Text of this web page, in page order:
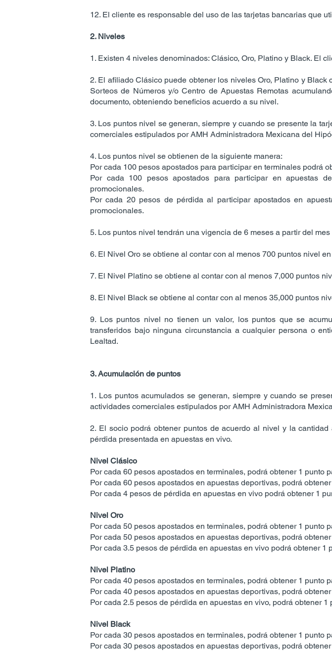
12. El cliente es responsable del uso de las tarjetas bancarias que
2. Niveles
1. Existen 4 niveles denominados: Clásico, Oro, Platino y Black. El
2. El afiliado Clásico puede obtener los niveles Oro, Platino y
Sorteos de Números y/o Centro de Apuestas Remotas
documento, obteniendo beneficios acuerdo a su nivel.
3. Los puntos nivel se generan, siempre y cuando se presente la
comerciales estipulados por AMH Administradora Mexicana del
4. Los puntos nivel se obtienen de la siguiente manera:
Por cada 100 pesos apostados para participar en terminales podrá
Por cada 100 pesos apostados para participar en apuestas
promocionales.
Por cada 20 pesos de pérdida al participar apostados en
promocionales.
5. Los puntos nivel tendrán una vigencia de 6 meses a partir del
6. El Nivel Oro se obtiene al contar con al menos 700 puntos nivel
7. El Nivel Platino se obtiene al contar con al menos 7,000 puntos
8. El Nivel Black se obtiene al contar con al menos 35,000 puntos
9. Los puntos nivel no tienen un valor, los puntos que se
transferidos bajo ninguna circunstancia a cualquier persona o
Lealtad.
3. Acumulación de puntos
1. Los puntos acumulados se generan, siempre y cuando se
actividades comerciales estipulados por AMH Administradora
2. El socio podrá obtener puntos de acuerdo al nivel y la
pérdida presentada en apuestas en vivo.
Nivel Clásico
Por cada 60 pesos apostados en terminales, podrá obtener 1 punto
Por cada 60 pesos apostados en apuestas deportivas, podrá
Por cada 4 pesos de pérdida en apuestas en vivo podrá obtener 1
Nivel Oro
Por cada 50 pesos apostados en terminales, podrá obtener 1 punto
Por cada 50 pesos apostados en apuestas deportivas, podrá
Por cada 3.5 pesos de pérdida en apuestas en vivo podrá obtener 1
Nivel Platino
Por cada 40 pesos apostados en terminales, podrá obtener 1 punto
Por cada 40 pesos apostados en apuestas deportivas, podrá
Por cada 2.5 pesos de pérdida en apuestas en vivo, podrá obtener
Nivel Black
Por cada 30 pesos apostados en terminales, podrá obtener 1 punto
Por cada 30 pesos apostados en apuestas deportivas, podrá